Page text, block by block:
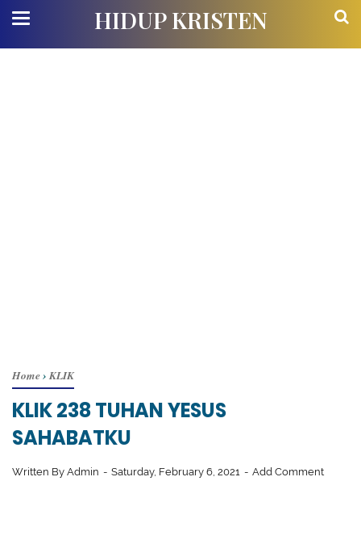
HIDUP KRISTEN
Home› KLIK
KLIK 238 TUHAN YESUS
SAHABATKU
Written By Admin Saturday, February 6, 2021 Add Comment